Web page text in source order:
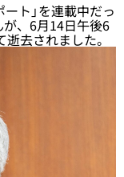
ト」を連載中だっ
、6月14日午後6
去されました。